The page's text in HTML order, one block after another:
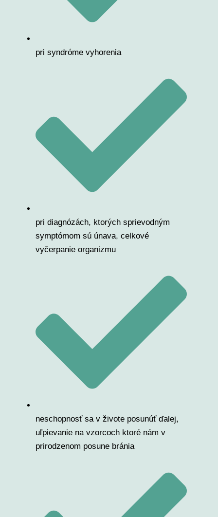
pri syndróme vyhorenia
pri diagnózách, ktorých sprievodným
symptómom sú únava, celkové
vyčerpanie organizmu
neschopnosť sa v živote posunúť ďalej,
uľpievanie na vzorcoch ktoré nám v
prirodzenom posune bránia